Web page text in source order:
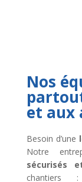
Nos
et aux
Besoin d’une
Notre
sécurisés